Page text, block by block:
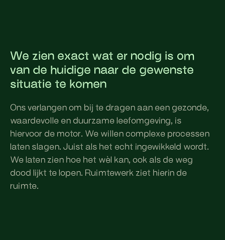
We zien exact wat er nodig is om
van de huidige naar de gewenste
situatie te komen
Ons verlangen om bij te dragen aan een gezonde,
waardevolle en duurzame leefomgeving, is
hiervoor de motor. We willen complexe processen
laten slagen. Juist als het echt ingewikkeld wordt.
We laten zien hoe het wèl kan, ook als de weg
dood lijkt te lopen. Ruimtewerk ziet hierin de
ruimte.